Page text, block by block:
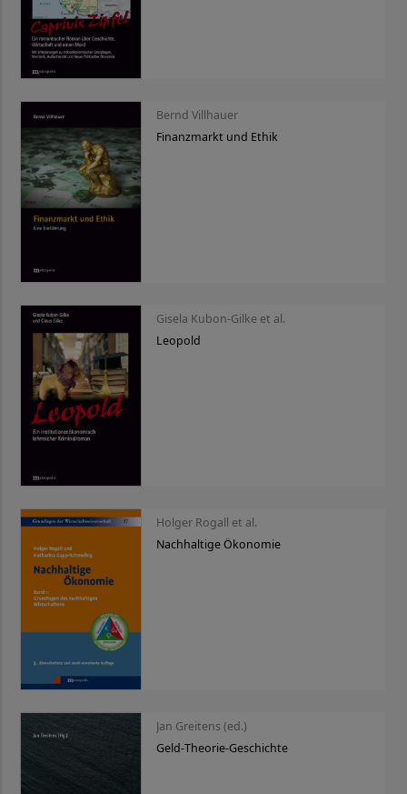
Bernd Villhauer
Finanzmarkt und Ethik
Gisela Kubon-Gilke et al.
Leopold
Holger Rogall et al.
Nachhaltige Ökonomie
Jan Greitens (ed.)
Geld-Theorie-Geschichte